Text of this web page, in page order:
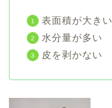
表面積が大きい
水分量が多い
皮を剥かない